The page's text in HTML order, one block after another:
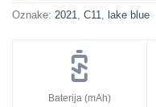
Oznake: 2021 C11 lake blue
Baterija (mAh)